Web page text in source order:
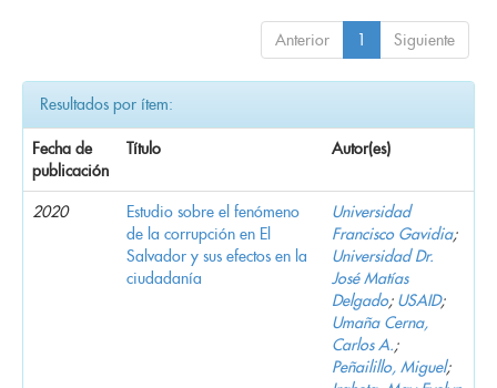
Anterior 1 Siguiente
Resultados por ítem:
Fecha de
publicación
Título Autor(es)
2020
Estudio sobre el fenómeno
de la corrupción en El
Salvador y sus efectos en la
ciudadanía
Universidad
Francisco Gavidia;
Universidad Dr.
José Matías
Delgado; USAID;
Umaña Cerna,
Carlos A.;
Peñailillo, Miguel;